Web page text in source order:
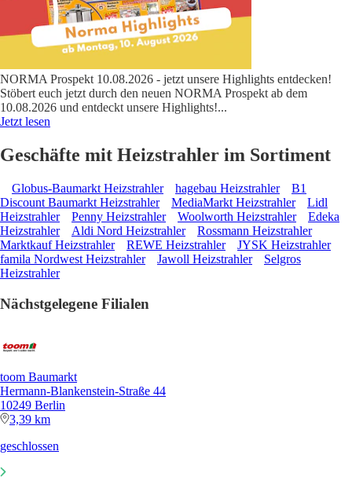
NORMA Prospekt 10.08.2026 - jetzt unsere Highlights entdecken!
Stöbert euch jetzt durch den neuen NORMA Prospekt ab dem
10.08.2026 und entdeckt unsere Highlights!...
Jetzt lesen
Geschäfte mit Heizstrahler im Sortiment
Globus-Baumarkt Heizstrahler hagebau Heizstrahler
B1
Discount Baumarkt Heizstrahler
MediaMarkt Heizstrahler
Lidl
Heizstrahler
Penny Heizstrahler Woolworth Heizstrahler
Edeka
Heizstrahler
Aldi Nord Heizstrahler
Rossmann Heizstrahler
Marktkauf Heizstrahler
REWE Heizstrahler
JYSK Heizstrahler
famila Nordwest Heizstrahler
Jawoll Heizstrahler
Selgros
Heizstrahler
Nächstgelegene Filialen
toom Baumarkt
Hermann-Blankenstein-Straße 44
10249 Berlin
3,39 km
geschlossen